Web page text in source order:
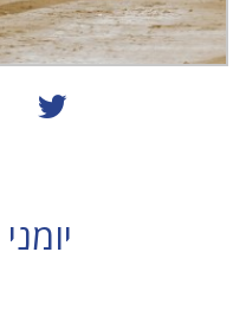
שיתוף
שיתוף בפייסבוק